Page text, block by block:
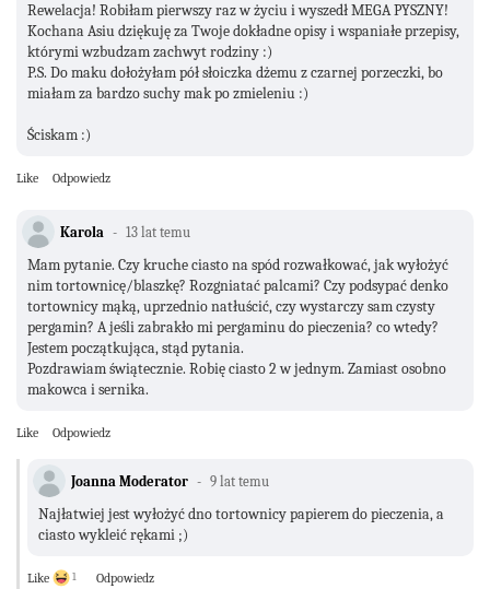
Rewelacja! Robiłam pierwszy raz w życiu i wyszedł MEGA PYSZNY!
Kochana Asiu dziękuję za Twoje dokładne opisy i wspaniałe przepisy,
którymi wzbudzam zachwyt rodziny :)
P.S. Do maku dołożyłam pół słoiczka dżemu z czarnej porzeczki, bo
miałam za bardzo suchy mak po zmieleniu :)
Ściskam :)
Like Odpowiedz
Karola 13 lat temu
Mam pytanie. Czy kruche ciasto na spód rozwałkować, jak wyłożyć
nim tortownicę/blaszkę? Rozgniatać palcami? Czy podsypać denko
tortownicy mąką, uprzednio natłuścić, czy wystarczy sam czysty
pergamin? A jeśli zabrakło mi pergaminu do pieczenia? co wtedy?
Jestem początkująca, stąd pytania.
Pozdrawiam świątecznie. Robię ciasto 2 w jednym. Zamiast osobno
makowca i sernika.
Like Odpowiedz
Joanna Moderator 9 lat temu
Najłatwiej jest wyłożyć dno tortownicy papierem do pieczenia, a
ciasto wykleić rękami ;)
Like 1 Odpowiedz